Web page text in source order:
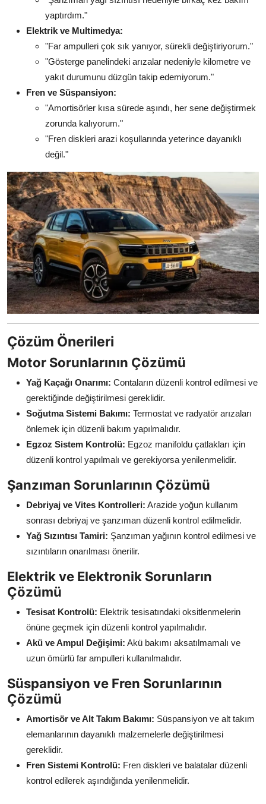
yaptırdım."
Elektrik ve Multimedya:
"Far ampulleri çok sık yanıyor, sürekli değiştiriyorum."
"Gösterge panelindeki arızalar nedeniyle kilometre ve
yakıt durumunu düzgün takip edemiyorum."
Fren ve Süspansiyon:
"Amortisörler kısa sürede aşındı, her sene değiştirmek
zorunda kalıyorum."
"Fren diskleri arazi koşullarında yeterince dayanıklı
değil."
Çözüm Önerileri
Motor Sorunlarının Çözümü
Yağ Kaçağı Onarımı: Contaların düzenli kontrol edilmesi ve
gerektiğinde değiştirilmesi gereklidir.
Soğutma Sistemi Bakımı: Termostat ve radyatör arızaları
önlemek için düzenli bakım yapılmalıdır.
Egzoz Sistem Kontrolü: Egzoz manifoldu çatlakları için
düzenli kontrol yapılmalı ve gerekiyorsa yenilenmelidir.
Şanzıman Sorunlarının Çözümü
Debriyaj ve Vites Kontrolleri: Arazide yoğun kullanım
sonrası debriyaj ve şanzıman düzenli kontrol edilmelidir.
Yağ Sızıntısı Tamiri: Şanzıman yağının kontrol edilmesi ve
sızıntıların onarılması önerilir.
Elektrik ve Elektronik Sorunların
Çözümü
Tesisat Kontrolü: Elektrik tesisatındaki oksitlenmelerin
önüne geçmek için düzenli kontrol yapılmalıdır.
Akü ve Ampul Değişimi: Akü bakımı aksatılmamalı ve
uzun ömürlü far ampulleri kullanılmalıdır.
Süspansiyon ve Fren Sorunlarının
Çözümü
Amortisör ve Alt Takım Bakımı: Süspansiyon ve alt takım
elemanlarının dayanıklı malzemelerle değiştirilmesi
gereklidir.
Fren Sistemi Kontrolü: Fren diskleri ve balatalar düzenli
kontrol edilerek aşındığında yenilenmelidir.